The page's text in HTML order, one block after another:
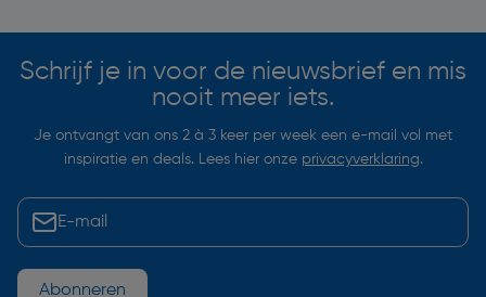
Schrijf je in voor de nieuwsbrief en mis
nooit meer iets.
Je ontvangt van ons 2 à 3 keer per week een e-mail vol met
inspiratie en deals. Lees hier onze privacyverklaring.
Abonneren